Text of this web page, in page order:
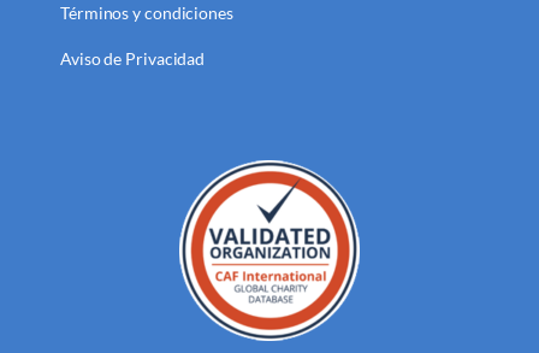
Términos y condiciones
Aviso de Privacidad